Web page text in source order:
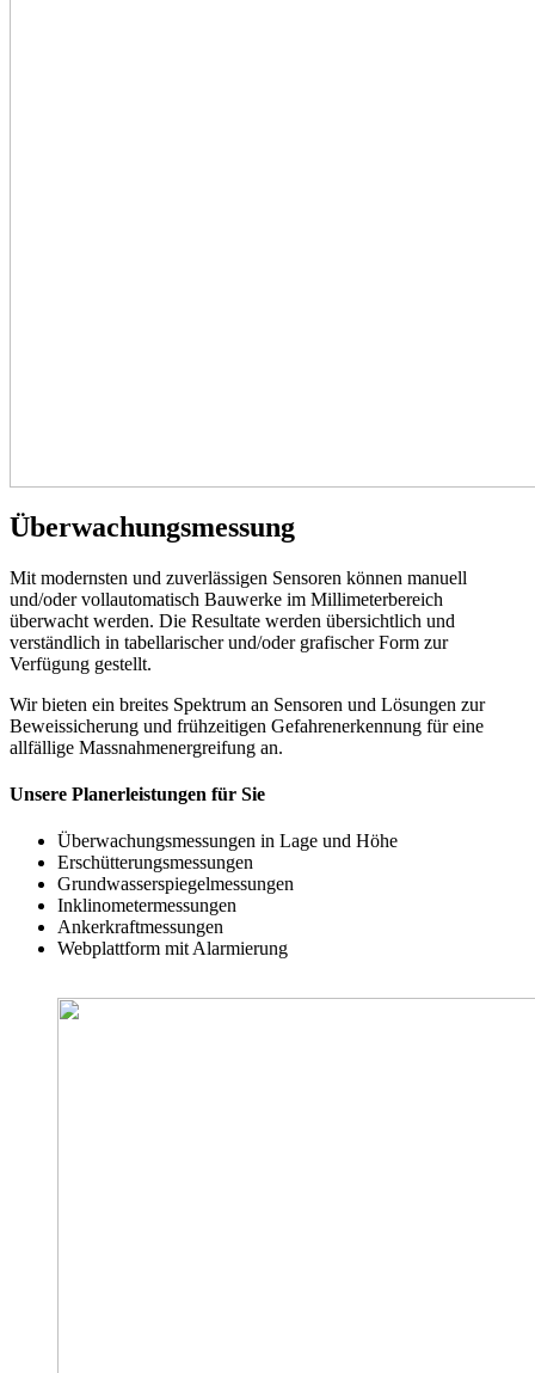
Überwachungsmessung
Mit modernsten und zuverlässigen Sensoren können manuell
und/oder vollautomatisch Bauwerke im Millimeterbereich
überwacht werden. Die Resultate werden übersichtlich und
verständlich in tabellarischer und/oder grafischer Form zur
Verfügung gestellt.
Wir bieten ein breites Spektrum an Sensoren und Lösungen zur
Beweissicherung und frühzeitigen Gefahrenerkennung für eine
allfällige Massnahmenergreifung an.
Unsere Planerleistungen für Sie
Überwachungsmessungen in Lage und Höhe
Erschütterungsmessungen
Grundwasserspiegelmessungen
Inklinometermessungen
Ankerkraftmessungen
Webplattform mit Alarmierung